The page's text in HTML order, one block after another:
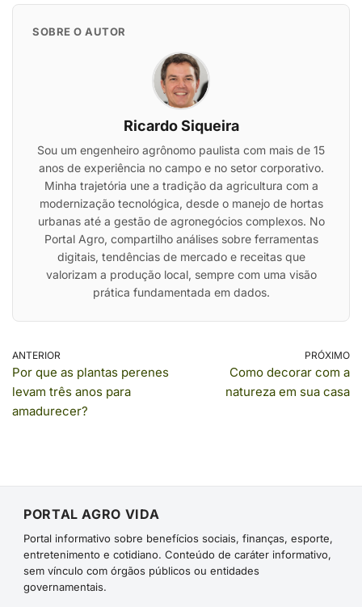
SOBRE O AUTOR
Ricardo Siqueira
Sou um engenheiro agrônomo paulista com mais de 15
anos de experiência no campo e no setor corporativo.
Minha trajetória une a tradição da agricultura com a
modernização tecnológica, desde o manejo de hortas
urbanas até a gestão de agronegócios complexos. No
Portal Agro, compartilho análises sobre ferramentas
digitais, tendências de mercado e receitas que
valorizam a produção local, sempre com uma visão
prática fundamentada em dados.
ANTERIOR
Por que as plantas perenes
levam três anos para
amadurecer?
PRÓXIMO
Como decorar com a
natureza em sua casa
PORTAL AGRO VIDA
Portal informativo sobre benefícios sociais, finanças, esporte,
entretenimento e cotidiano. Conteúdo de caráter informativo,
sem vínculo com órgãos públicos ou entidades
governamentais.